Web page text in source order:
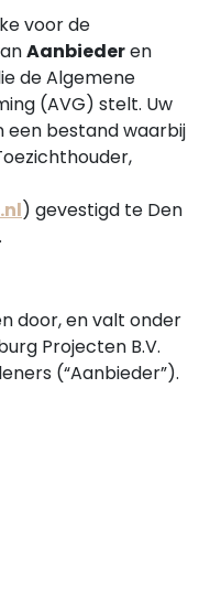
voor de
Aanbiederen
de Algemene
(AVG) stelt. Uw
een bestand waarbij
) gevestigd te Den
door, en valt onder
Projecten B.V.
(“Aanbieder”).